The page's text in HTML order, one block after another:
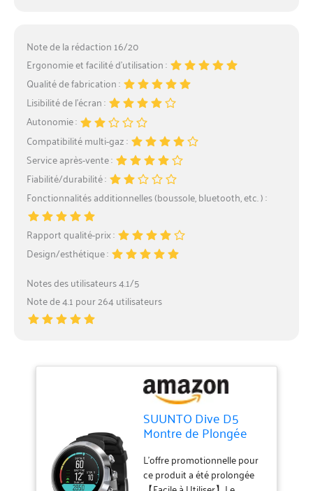
Note de la rédaction 16/20
Ergonomie et facilité d’utilisation :
Qualité de fabrication :
Lisibilité de l’écran :
Autonomie :
Compatibilité multi-gaz :
Service après-vente :
Fiabilité/durabilité :
Fonctionnalités additionnelles (boussole, bluetooth, etc. ) :
Rapport qualité-prix :
Design/esthétique :
Notes des utilisateurs 4.1/5
Note de 4.1 pour 264 utilisateurs
SUUNTO Dive D5
Montre de Plongée
Numérique avec
Écran Couleur,
Étanche à 100 m,
L'offre promotionnelle pour
ce produit a été prolongée